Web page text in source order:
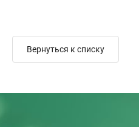
Вернуться к списку